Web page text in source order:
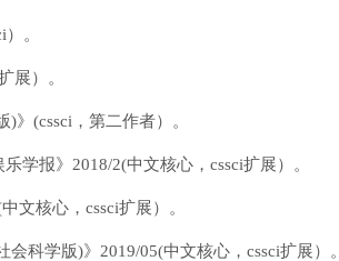
。
展）。
》(cssci，第二作者）。
学报》2018/2(中文核心，cssci扩展）。
文核心，cssci扩展）。
科学版)》2019/05(中文核心，cssci扩展）。